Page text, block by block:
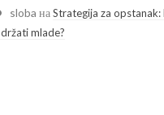
sloba наStrategija za
mlade?